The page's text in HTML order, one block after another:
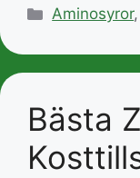
Kategorier
Aminosyror
Bästa